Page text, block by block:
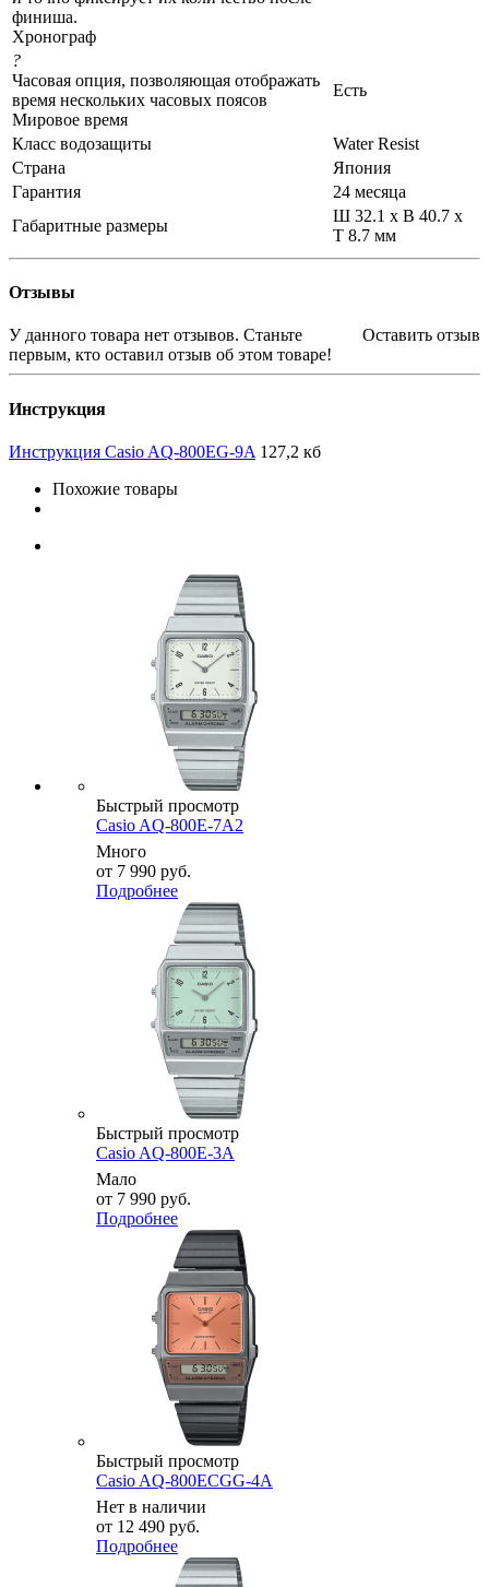
финиша.
Хронограф
?
Часовая опция, позволяющая отображать
время нескольких часовых поясов
Мировое время
Есть
Класс водозащиты
Water Resist
Страна
Япония
Гарантия
24 месяца
Габаритные размеры
Ш 32.1 x В 40.7 x
Т 8.7 мм
Отзывы
Оставить отзыв
У данного товара нет отзывов. Станьте
первым, кто оставил отзыв об этом товаре!
Инструкция
Инструкция Casio AQ-800EG-9A 127,2 кб
Похожие товары
Быстрый просмотр
Casio AQ-800E-7A2
Много
от 7 990 руб.
Подробнее
Быстрый просмотр
Casio AQ-800E-3A
Мало
от 7 990 руб.
Подробнее
Быстрый просмотр
Casio AQ-800ECGG-4A
Нет в наличии
от 12 490 руб.
Подробнее